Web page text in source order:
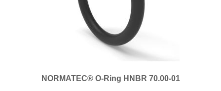
NORMATEC® O-Ring HNBR 70.00-01